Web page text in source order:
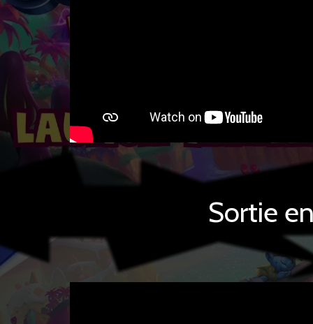
Sortie